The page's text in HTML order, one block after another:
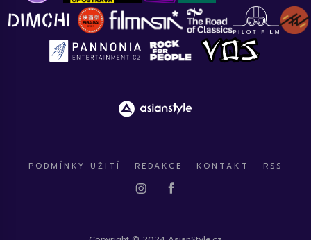
PODMÍNKY UŽITÍ REDAKCE KONTAKT RSS